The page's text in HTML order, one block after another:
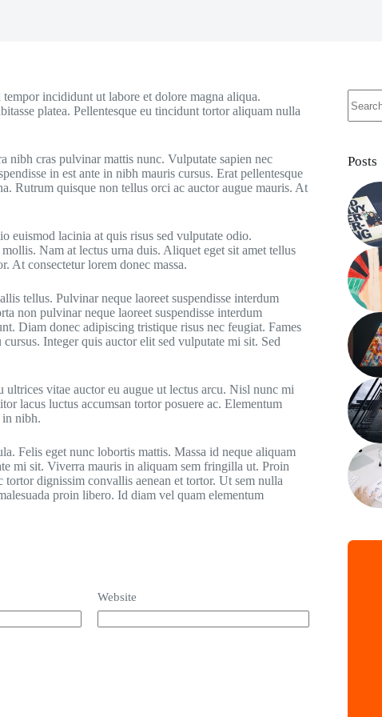
incididunt ut labore et dolore magna aliqua.
platea. Pellentesque eu tincidunt tortor aliquam nulla
nibh cras pulvinar mattis nunc. Vulputate sapien nec
in est ante in nibh mauris cursus. Erat pellentesque
Rutrum quisque non tellus orci ac auctor augue mauris. At
euismod lacinia at quis risus sed vulputate odio.
Nam at lectus urna duis. Aliquet eget sit amet tellus
At consectetur lorem donec massa.
tellus. Pulvinar neque laoreet suspendisse interdum
non pulvinar neque laoreet suspendisse interdum
Diam donec adipiscing tristique risus nec feugiat. Fames
Integer quis auctor elit sed vulputate mi sit. Sed
ultrices vitae auctor eu augue ut lectus arcu. Nisl nunc mi
lacus luctus accumsan tortor posuere ac. Elementum
in nibh.
Felis eget nunc lobortis mattis. Massa id neque aliquam
mi sit. Viverra mauris in aliquam sem fringilla ut. Proin
dignissim convallis aenean et tortor. Ut sem nulla
proin libero. Id diam vel quam elementum
Website
results
Posts